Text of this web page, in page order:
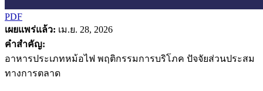
PDF
เผยแพร่แล้ว: เม.ย. 28, 2026
คำสำคัญ:
อาหารประเภทหม้อไฟ พฤติกรรมการบริโภค ปัจจัยส่วนประสม
ทางการตลาด